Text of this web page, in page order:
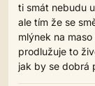
ti smát nebudu
ale tím že se
mlýnek na
prodlužuje to
jak by se dobrá